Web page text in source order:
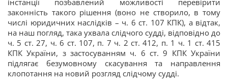
інстанції позбавлений можливості перевірити
законність такого рішення (воно не створило, в тому
числі юридичних наслідків – ч. 6 ст. 107 КПК), а відтак,
на наш погляд, така ухвала слідчого судді, відповідно до
ч. 5 ст. 27, ч. 6 ст. 107, п. 7 ч. 2 ст. 412, п. 1 ч. 1 ст. 415
КПК України, з застосуванням ч. 6 ст. 9 КПК України
підлягає безумовному скасування та направлення
клопотання на новий розгляд слідчому судді.